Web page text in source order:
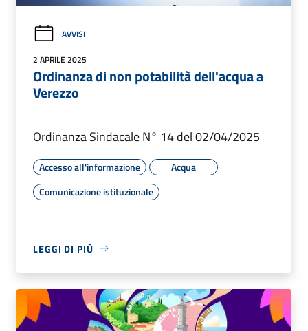
AVVISI
2 APRILE 2025
Ordinanza di non potabilità dell'acqua a
Verezzo
Ordinanza Sindacale N° 14 del 02/04/2025
Accesso all'informazione
Acqua
Comunicazione istituzionale
LEGGI DI PIÙ